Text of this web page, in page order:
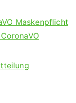
Maskenpflicht